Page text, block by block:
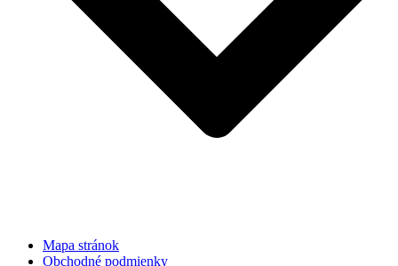
Mapa stránok
Obchodné podmienky